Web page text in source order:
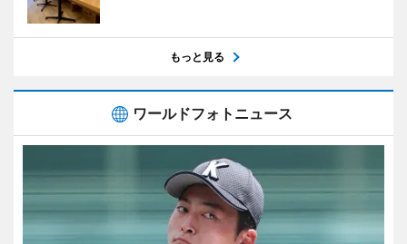
もっと見る
ワールドフォトニュース